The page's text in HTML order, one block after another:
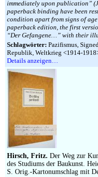
immediately upon publication”
paperback binding have been
condition apart from signs of
paperback edition, the first
“Der Gefangene…” with their
Schlagwörter: Pazifismus,
Republik, Weltkrieg <1914-
Details anzeigen…
Hirsch, Fritz. Der Weg zur
des Studiums der Baukunst.
S. Orig.-Kartonumschlag mit